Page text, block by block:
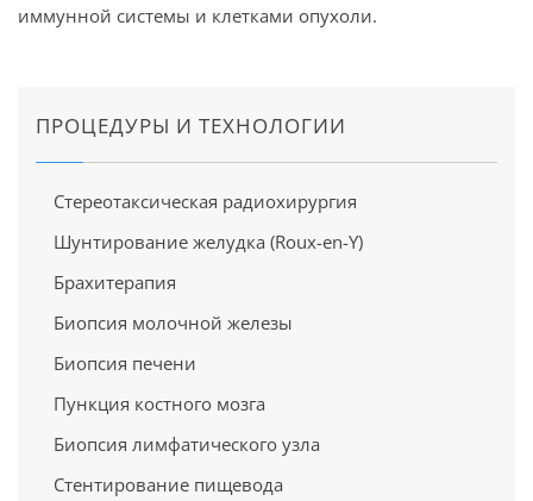
иммунной системы и клетками опухоли.
ПРОЦЕДУРЫ И ТЕХНОЛОГИИ
Стереотаксическая радиохирургия
Шунтирование желудка (Roux-en-Y)
Брахитерапия
Биопсия молочной железы
Биопсия печени
Пункция костного мозга
Биопсия лимфатического узла
Стентирование пищевода